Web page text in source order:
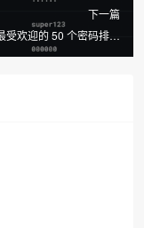
下一篇
受欢迎的 50 个密码排行